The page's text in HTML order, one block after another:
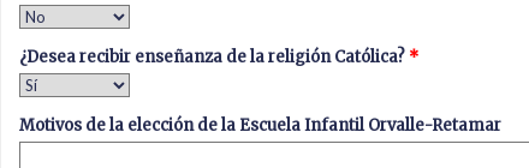
¿Desea recibir enseñanza de la religión Católica? *
Motivos de la elección de la Escuela Infantil Orvalle-Retamar